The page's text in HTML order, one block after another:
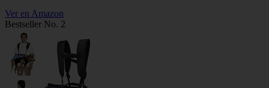
Ver en Amazon
Bestseller No. 2